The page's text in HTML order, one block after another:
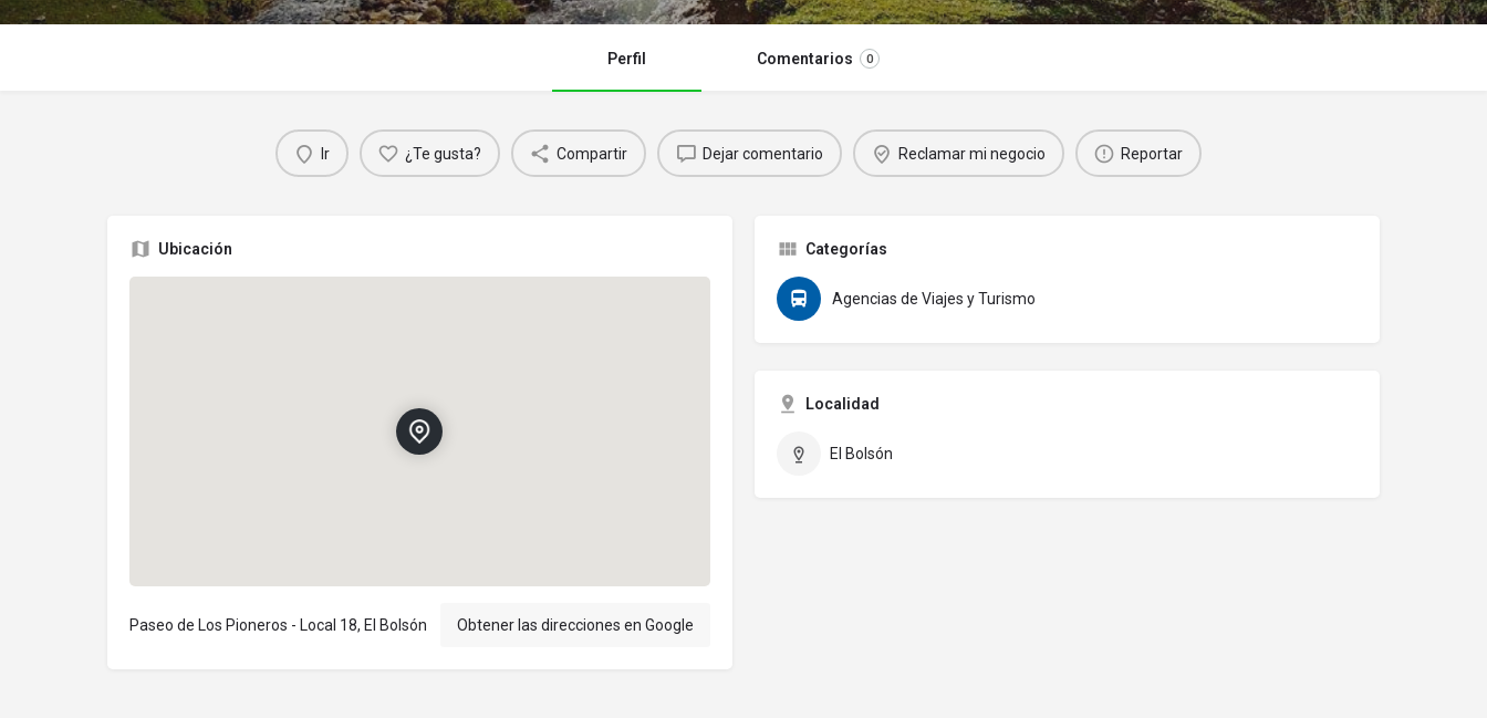
Perfil Comentarios 0
Ir ¿Te gusta? Compartir Dejar comentario Reclamar mi negocio Reportar
Ubicación
Paseo de Los Pioneros - Local 18, El Bolsón Obtener las direcciones en Google
Categorías
Agencias de Viajes y Turismo
Localidad
El Bolsón